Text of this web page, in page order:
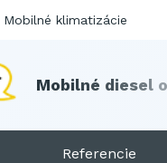
Mobilné diesel o
Referencie
Mobilné klimatizácie